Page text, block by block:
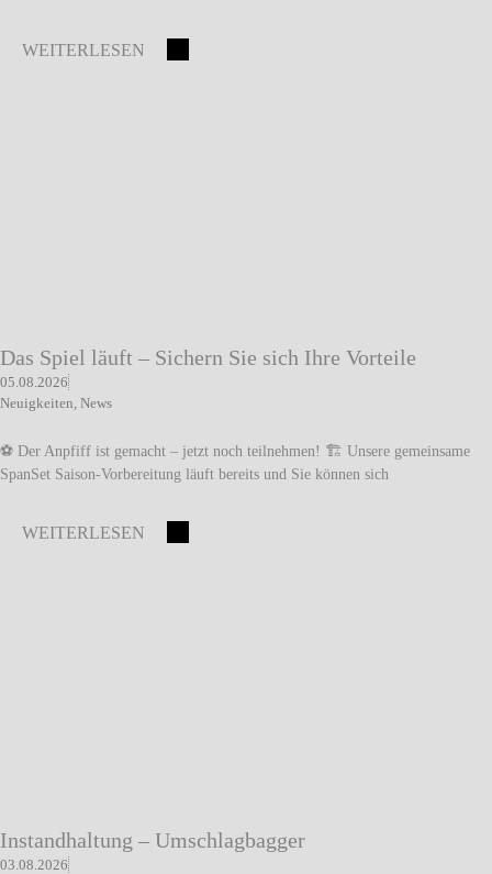
WEITERLESEN
Das Spiel läuft – Sichern Sie sich Ihre Vorteile
05.08.2026
Neuigkeiten News
⚽ Der Anpfiff ist gemacht – jetzt noch teilnehmen! 🏗️ Unsere gemeinsame
SpanSet Saison-Vorbereitung läuft bereits und Sie können sich
WEITERLESEN
Instandhaltung – Umschlagbagger
03.08.2026